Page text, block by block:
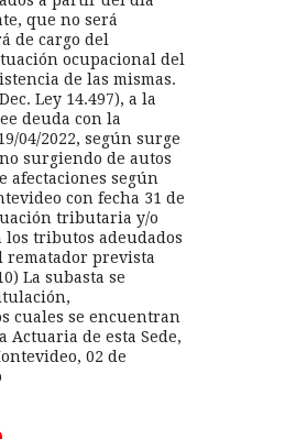
que no será
de cargo del
ocupacional del
de las mismas.
Ley 14.497), a la
deuda con la
04/2022, según surge
surgiendo de autos
afectaciones según
con fecha 31 de
tributaria y/o
tributos adeudados
rematador prevista
La subasta se
cuales se encuentran
de esta Sede,
02 de